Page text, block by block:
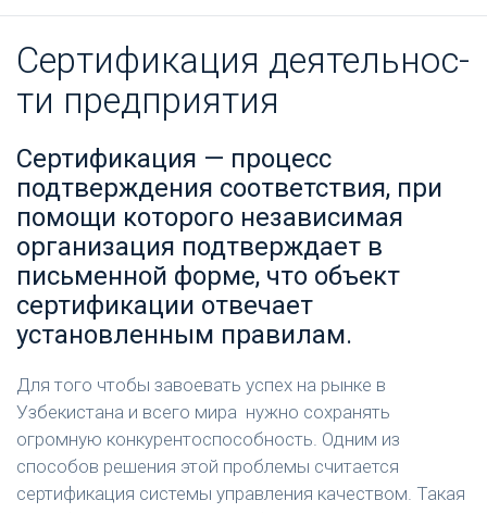
Cер­ти­фика­ция де­ятель­нос­
ти пред­при­ятия
Сертификация — процесс
подтверждения соответствия, при
помощи которого независимая
организация подтверждает в
письменной форме, что объект
сертификации отвечает
установленным правилам.
Для того чтобы завоевать успех на рынке в
Узбекистана и всего мира нужно сохранять
огромную конкурентоспособность. Одним из
способов решения этой проблемы считается
сертификация системы управления качеством. Такая